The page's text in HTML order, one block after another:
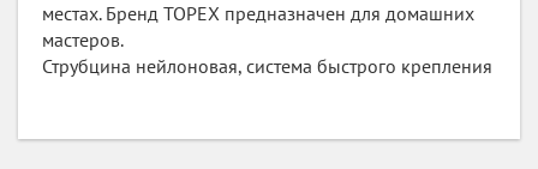
местах. Бренд TOPEX предназначен для домашних
мастеров.
Струбцина нейлоновая, система быстрого крепления